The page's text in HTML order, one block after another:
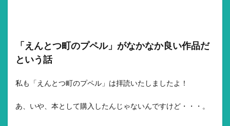
「えんとつ町のプペル」がなかなか良い作品だ
という話
私も「えんとつ町のプペル」は拝読いたしましたよ！
あ、いや、本として購入したんじゃないんですけど・・・。